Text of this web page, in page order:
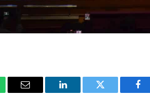
فيسبوك
تويتر لينكدإن
البريد